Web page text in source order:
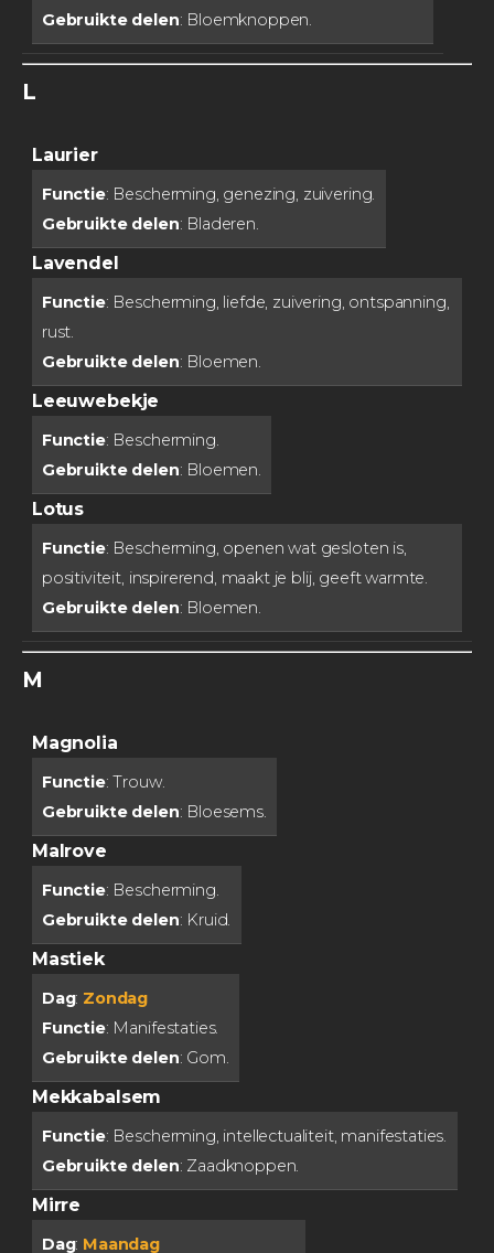
Gebruikte delen: Bloemknoppen.
L
Laurier
Functie: Bescherming, genezing, zuivering.
Gebruikte delen: Bladeren.
Lavendel
Functie: Bescherming, liefde, zuivering, ontspanning,
rust.
Gebruikte delen: Bloemen.
Leeuwebekje
Functie: Bescherming.
Gebruikte delen: Bloemen.
Lotus
Functie: Bescherming, openen wat gesloten is,
positiviteit, inspirerend, maakt je blij, geeft warmte.
Gebruikte delen: Bloemen.
M
Magnolia
Functie: Trouw.
Gebruikte delen: Bloesems.
Malrove
Functie: Bescherming.
Gebruikte delen: Kruid.
Mastiek
Dag: Zondag
Functie: Manifestaties.
Gebruikte delen: Gom.
Mekkabalsem
Functie: Bescherming, intellectualiteit, manifestaties.
Gebruikte delen: Zaadknoppen.
Mirre
Dag: Maandag